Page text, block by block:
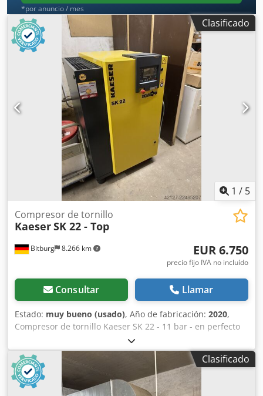
*por anuncio / mes
Clasificado
1 / 5
Bitburg 8.266 km
Compresor de tornillo
KaeserSK 22 - Top
EUR 6.750
precio fijo IVA no incluído
Consultar Llamar
Estado: muy bueno (usado), Año de fabricación: 2020,
Compresor de tornillo Kaeser SK 22 - 11 bar - en perfecto
estado - Caudal a 11,0 bar (g) 1,67 m³/min Consumo
eléctrico total del sistema a 11,0 bar (g) 13,7 kW Presión
máxima 11,00 bar Eficiencia del motor de transmisión a
plena carga 91,2 % Clase de eficiencia del motor de
transmisión IE3 Potencia nominal del motor de transmisión
Clasificado